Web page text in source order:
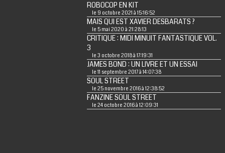
ROBOCOP EN KIT
le 9 octobre 2021 à 15:16:52
MAIS QUI EST XAVIER DESBARATS ?
le 5 mai 2020 à 21:28:13
CRITIQUE : MIDI MINUIT FANTASTIQUE VOL.
3
le 3 octobre 2018 à 17:19:31
JAMES BOND : UN LIVRE ET UN ESSAI
le 11 septembre 2017 à 14:07:38
SOUL STREET
le 25 novembre 2016 à 12:38:52
FANZINE SOUL STREET
le 24 octobre 2016 à 12:09:31